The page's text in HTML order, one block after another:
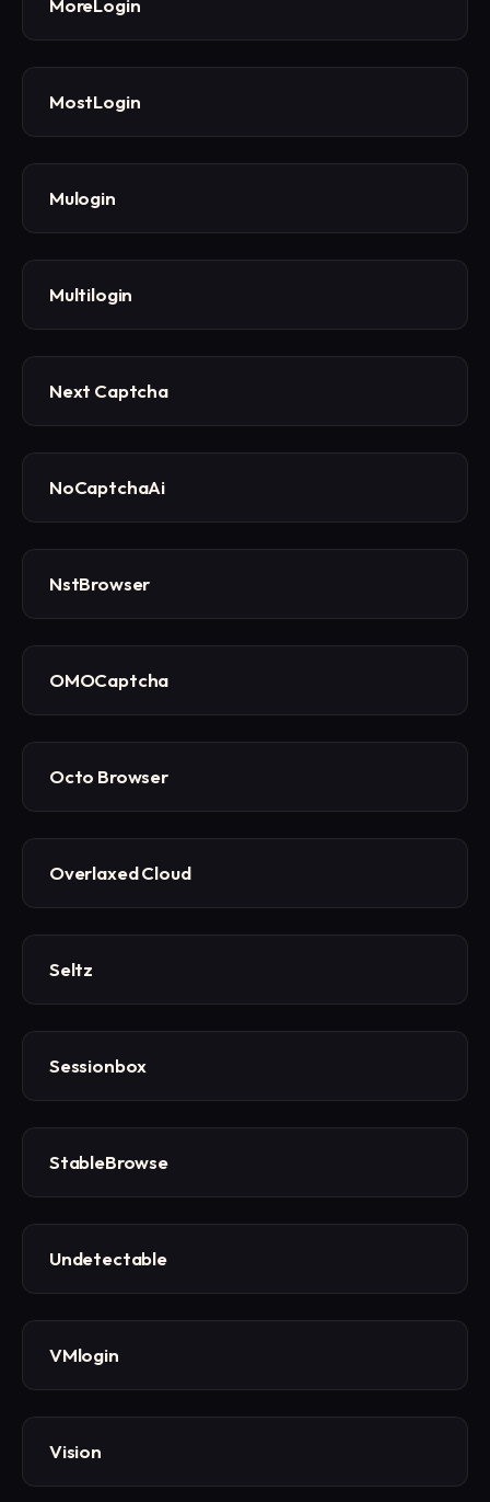
MoreLogin
MostLogin
Mulogin
Multilogin
Next Captcha
NoCaptchaAi
NstBrowser
OMOCaptcha
Octo Browser
Overlaxed Cloud
Seltz
Sessionbox
StableBrowse
Undetectable
VMlogin
Vision